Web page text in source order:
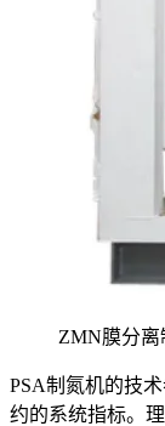
ZMN膜分离
PSA制氮机的技
约的系统指标。